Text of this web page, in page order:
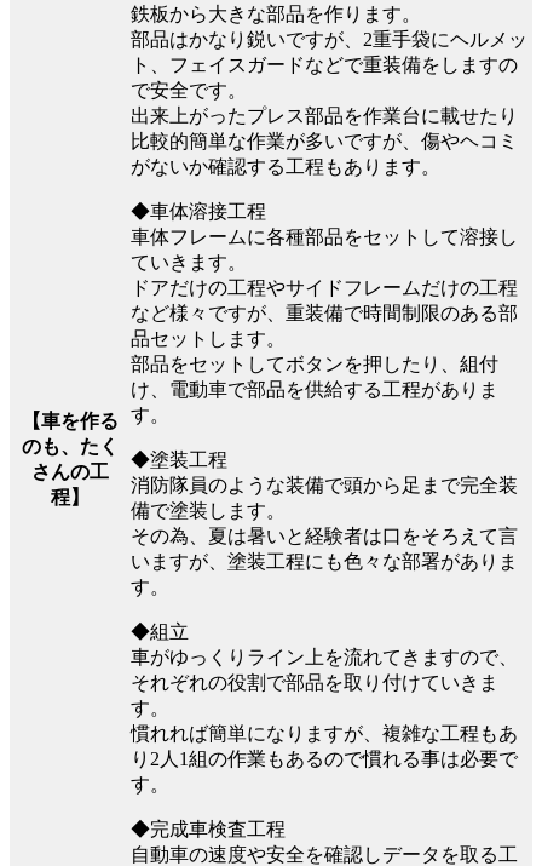
【車を作る
のも、たく
さんの工
程】
鉄板から大きな部品を作ります。
部品はかなり鋭いですが、2重手袋にヘルメッ
ト、フェイスガードなどで重装備をしますの
で安全です。
出来上がったプレス部品を作業台に載せたり
比較的簡単な作業が多いですが、傷やヘコミ
がないか確認する工程もあります。
◆車体溶接工程
車体フレームに各種部品をセットして溶接し
ていきます。
ドアだけの工程やサイドフレームだけの工程
など様々ですが、重装備で時間制限のある部
品セットします。
部品をセットしてボタンを押したり、組付
け、電動車で部品を供給する工程がありま
す。
◆塗装工程
消防隊員のような装備で頭から足まで完全装
備で塗装します。
その為、夏は暑いと経験者は口をそろえて言
いますが、塗装工程にも色々な部署がありま
す。
◆組立
車がゆっくりライン上を流れてきますので、
それぞれの役割で部品を取り付けていきま
す。
慣れれば簡単になりますが、複雑な工程もあ
り2人1組の作業もあるので慣れる事は必要で
す。
◆完成車検査工程
自動車の速度や安全を確認しデータを取る工